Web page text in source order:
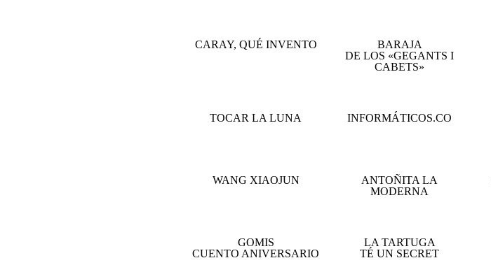
CARAY, QUÉ INVENTO
BARAJA
DE LOS «GEGANTS I
CABETS»
TOCAR LA LUNA INFORMÁTICOS.CO
WANG XIAOJUN
ANTOÑITA LA
MODERNA
GOMIS
CUENTO ANIVERSARIO
LA TARTUGA
TÉ UN SECRET